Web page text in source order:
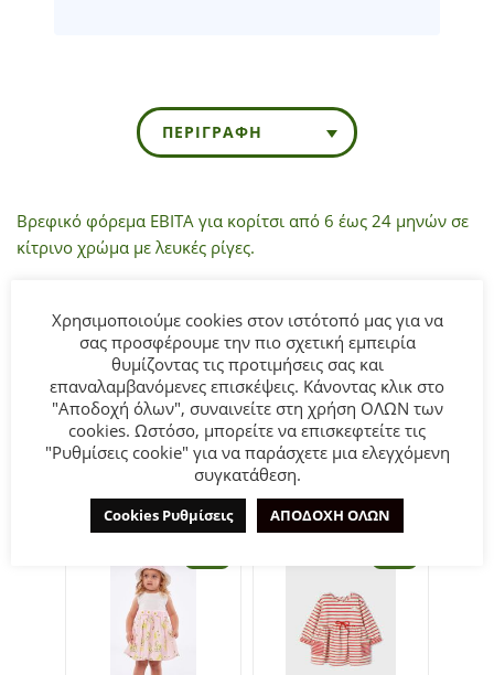
ΠΕΡΙΓΡΑΦΉ
Βρεφικό φόρεμα ΕΒΙΤΑ για κορίτσι από 6 έως 24 μηνών σε
κίτρινο χρώμα με λευκές ρίγες.
ΣΥΜΒΟΥΛΕΣ
Πλένεται στο πλυντήριο στους 30°C.
ΣΧΕΤΙΚΆ ΠΡΟΪΌΝΤΑ
Χρησιμοποιούμε cookies στον ιστότοπό μας για να
σας προσφέρουμε την πιο σχετική εμπειρία
θυμίζοντας τις προτιμήσεις σας και
επαναλαμβανόμενες επισκέψεις. Κάνοντας κλικ στο
"Αποδοχή όλων", συναινείτε στη χρήση ΟΛΩΝ των
cookies. Ωστόσο, μπορείτε να επισκεφτείτε τις
"Ρυθμίσεις cookie" για να παράσχετε μια ελεγχόμενη
συγκατάθεση.
Cookies Ρυθμίσεις ΑΠΟΔΟΧΗ ΟΛΩΝ